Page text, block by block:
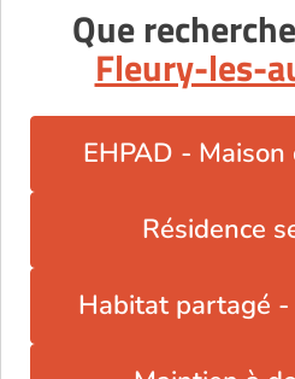
Que
Fleury-les-
EHPAD -
Résidence
Habitat partagé -